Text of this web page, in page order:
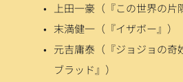
上田一豪（『この世界の片
末満健一（『イザボー』）
元吉庸泰（『ジョジョの奇
ブラッド』）